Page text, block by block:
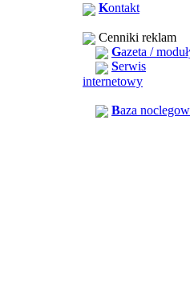
Kontakt
Cenniki reklam
Gazeta /
Serwis
internetowy
Baza